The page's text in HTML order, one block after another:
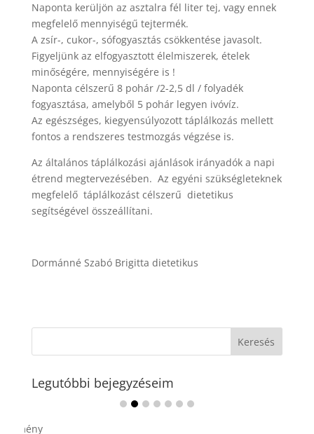
Naponta kerüljön az asztalra fél liter tej, vagy ennek
megfelelő mennyiségű tejtermék.
A zsír-, cukor-, sófogyasztás csökkentése javasolt.
Figyeljünk az elfogyasztott élelmiszerek, ételek
minőségére, mennyiségére is !
Naponta célszerű 8 pohár /2-2,5 dl / folyadék
fogyasztása, amelyből 5 pohár legyen ivóvíz.
Az egészséges, kiegyensúlyozott táplálkozás mellett
fontos a rendszeres testmozgás végzése is.
Az általános táplálkozási ajánlások irányadók a napi
étrend megtervezésében. Az egyéni szükségleteknek
megfelelő táplálkozást célszerű dietetikus
segítségével összeállítani.
Dormánné Szabó Brigitta dietetikus
Legutóbbi bejegyzéseim